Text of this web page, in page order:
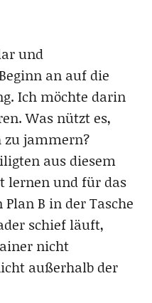
und
an auf die
Ich möchte darin
Was nützt es,
zu jammern?
aus diesem
lernen und für das
B in der Tasche
schief läuft,
nicht
außerhalb der